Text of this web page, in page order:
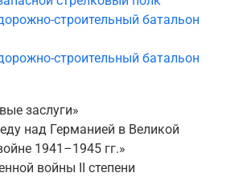
строительный батальон
строительный батальон
заслуги»
над Германией в Великой
1941–1945 гг.»
войны II степени